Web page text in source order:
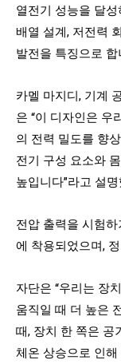
열전기 성능을 달
배열 설계, 저전력
발전을 특징으로 합
카멜 마지디, 기계
은 “이 디자인은 우
의 전력 밀도를 향
전기 구성 요소와
높입니다”라고 설
전압 출력을 시험
에 착용되었으며,
자단은 “우리는 장
움직일 때 더 높은
때, 장치 한 쪽은 공
체온 상승으로 인